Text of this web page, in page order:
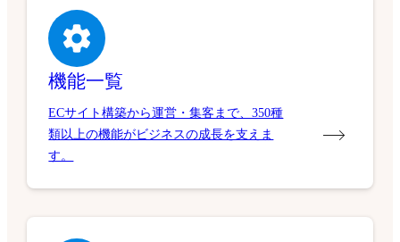
機能一覧
ECサイト構築から運営・集客まで、350種
類以上の機能がビジネスの成長を支えま
す。